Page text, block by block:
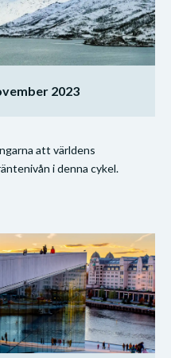
2023
att världens
i denna cykel.